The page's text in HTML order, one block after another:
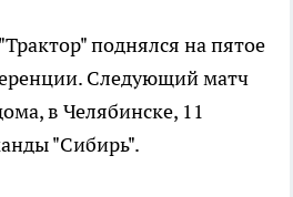
поднялся на пятое
Следующий матч
в Челябинске, 11
"Сибирь".